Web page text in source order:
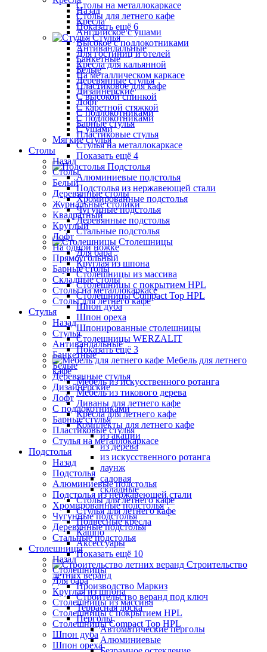
Столы на металлокаркасе
Столы для летнего кафе
Показать ещё 6
Стулья
Антивандальные
Банкетные
Белые
Деревянные стулья
Дизайнерские
Лофт
С подлокотниками
Барные стулья
Пластиковые стулья
Стулья на металлокаркасе
Показать ещё 4
Подстолья
Алюминиевые подстолья
Подстолья из нержавеющей стали
Хромированные подстолья
Чугунные подстолья
Деревянные подстолья
Стальные подстолья
Столешницы
Для бара
Круглая из шпона
Столешницы из массива
Столешницы с покрытием HPL
Столешницы Сompact Top HPL
Шпон дуба
Шпон ореха
Шпонированные столешницы
Столешницы WERZALIT
Показать ещё 3
Мебель для летнего
кафе
Мебель из искусственного ротанга
Мебель из тикового дерева
Диваны для летнего кафе
Кресла для летнего кафе
Комплекты для летнего кафе
из акации
из дерева
из искусственного ротанга
лаунж
садовая
складные
Столы для летнего кафе
Стулья для летнего кафе
Подвесные кресла
Кашпо
Аксессуары
Показать ещё 10
Строительство
летних веранд
Производство Маркиз
Строительство веранд под ключ
Террасная доска
Перголы
Автоматические перголы
Алюминиевые
Назад
Кресла
Английское с ушами
Высокое с подлокотниками
Для гостиниц и отелей
Кресла для кальянной
На металлическом каркасе
Пластиковое для кафе
С высокой спинкой
С каретной стяжкой
С подлокотниками
С ушами
Мягкие стулья
Столы
Назад
Столы
Белый
Деревянные столы
Журнальные столики
Квадратный
Круглый
Лофт
На одной ножке
Прямоугольный
Барные столы
Складные столы
Столы на металлокаркасе
Столы для летнего кафе
Стулья
Назад
Стулья
Антивандальные
Банкетные
Белые
Деревянные стулья
Дизайнерские
Лофт
С подлокотниками
Барные стулья
Пластиковые стулья
Стулья на металлокаркасе
Подстолья
Назад
Подстолья
Алюминиевые подстолья
Подстолья из нержавеющей стали
Хромированные подстолья
Чугунные подстолья
Деревянные подстолья
Стальные подстолья
Столешницы
Назад
Столешницы
Для бара
Круглая из шпона
Столешницы из массива
Столешницы с покрытием HPL
Столешницы Сompact Top HPL
Шпон дуба
Шпон ореха